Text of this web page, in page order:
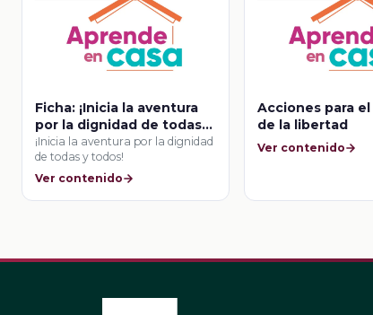
Ficha: ¡Inicia la aventura
por la dignidad de todas y
todos!
¡Inicia la aventura por la dignidad
de todas y todos!
Ver contenido
Acciones para
de la libertad
Ver contenido